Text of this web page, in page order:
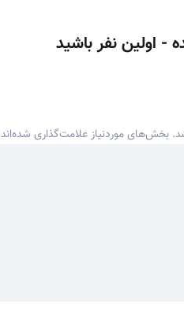
اولین نفر باشید
بخش‌های موردنیاز علامت‌گذاری شده‌اند